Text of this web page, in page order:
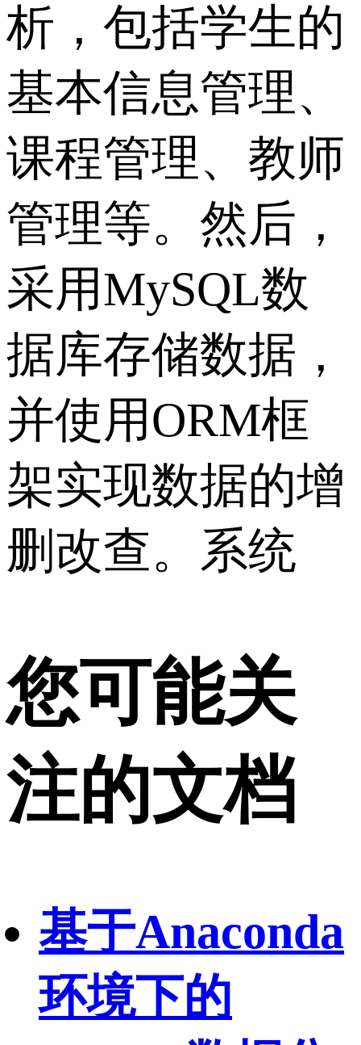
析，包括学生的
基本信息管理、
课程管理、教师
管理等。然后，
采用MySQL数
据库存储数据，
并使用ORM框
架实现数据的增
删改查。系统
您可能关
注的文档
基于Anaconda
环境下的